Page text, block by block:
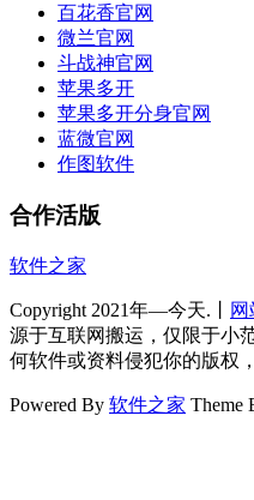
百花香官网
微兰官网
斗战神官网
苹果多开
苹果多开分身官网
蓝微官网
作图软件
合作活版
软件之家
Copyright 2021年—今天.丨 网
源于互联网搬运，仅限于小
何软件或资料侵犯你的版权
Powered By 软件之家 Theme